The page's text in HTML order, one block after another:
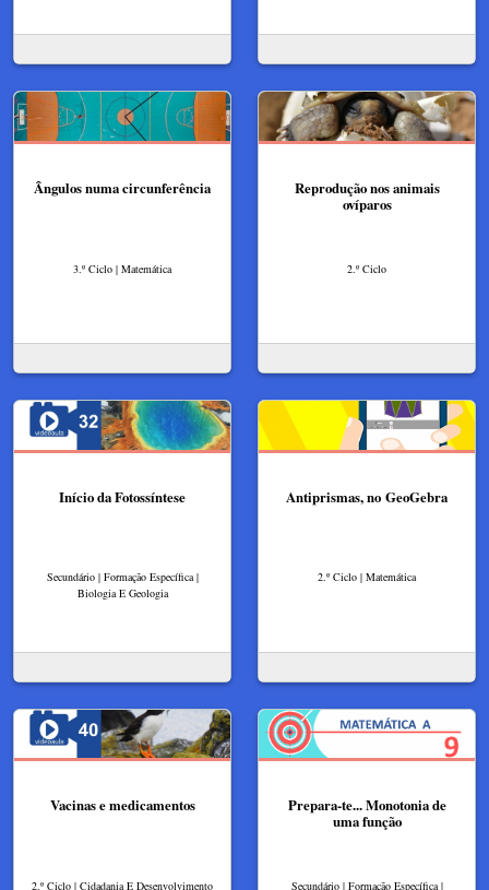
Ângulos numa circunferência
3.º Ciclo | Matemática
Reprodução nos animais
ovíparos
2.º Ciclo
Início da Fotossíntese
Secundário | Formação Específica |
Biologia E Geologia
Antiprismas, no GeoGebra
2.º Ciclo | Matemática
Vacinas e medicamentos
2.º Ciclo | Cidadania E Desenvolvimento
Prepara-te... Monotonia de
uma função
Secundário | Formação Específica |